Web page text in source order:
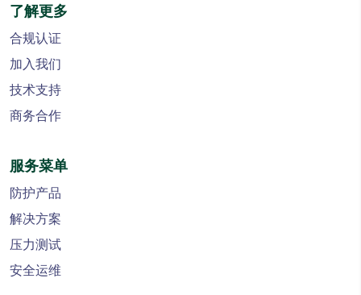
了解更多
合规认证
加入我们
技术支持
商务合作
服务菜单
防护产品
解决方案
压力测试
安全运维